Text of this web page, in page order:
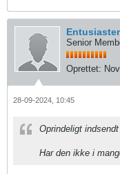
Senior
Oprettet:
28-09-2024, 10:45
Oprindeligt
Har den ikke i